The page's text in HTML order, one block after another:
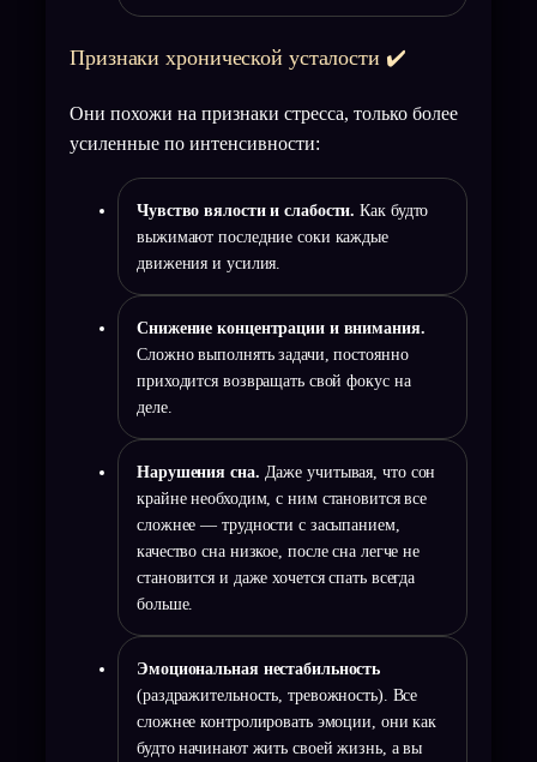
Признаки хронической усталости ✔️
Они похожи на признаки стресса, только более
усиленные по интенсивности:
Чувство вялости и слабости.Как будто
выжимают последние соки каждые
движения и усилия.
Снижение концентрации и внимания.
Сложно выполнять задачи, постоянно
приходится возвращать свой фокус на
деле.
Нарушения сна. Даже учитывая, что сон
крайне необходим, с ним становится все
сложнее — трудности с засыпанием,
качество сна низкое, после сна легче не
становится и даже хочется спать всегда
больше.
Эмоциональная нестабильность
(раздражительность, тревожность). Все
сложнее контролировать эмоции, они как
будто начинают жить своей жизнь, а вы